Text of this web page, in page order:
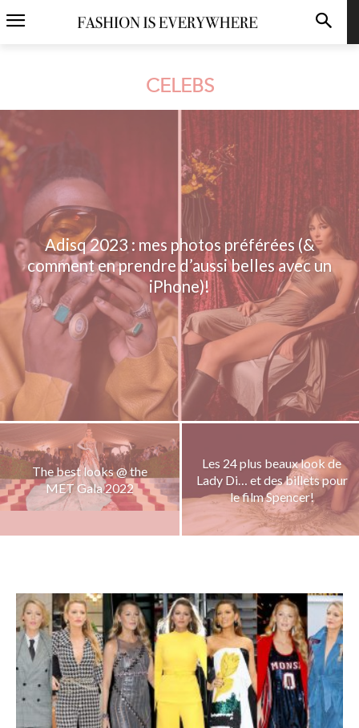
CELEBS
Adisq 2023 : mes photos préférées (&
comment en prendre d’aussi belles avec un
iPhone)!
The best looks @ the
MET Gala 2022
Les 24 plus beaux look de
Lady Di… et des billets pour
le film Spencer!